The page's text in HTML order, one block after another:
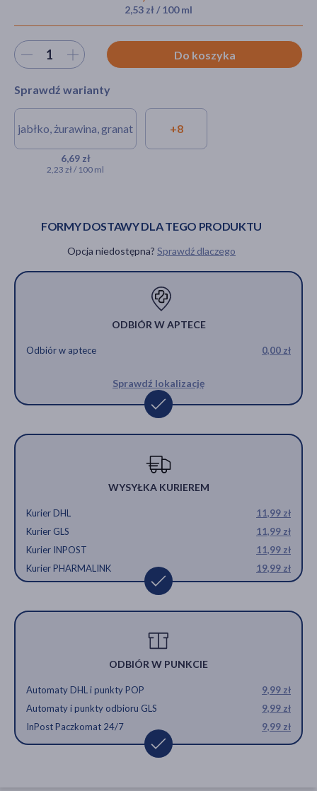
Hit
2,53 zł / 100 ml
Wybierz ilość Do koszyka
Sprawdź warianty
jabłko, żurawina, granat
6,69 zł
2,23 zł / 100 ml
Ekamedica, Jabłko, żurawina,
+8
FORMY DOSTAWY DLA TEGO PRODUKTU
Opcja niedostępna? Sprawdź dlaczego
ODBIÓR W APTECE
Odbiór w aptece 0,00 zł
Sprawdź lokalizację
WYSYŁKA KURIEREM
Kurier DHL
11,99 zł
Kurier GLS
11,99 zł
Kurier INPOST
11,99 zł
Kurier PHARMALINK
19,99 zł
ODBIÓR W PUNKCIE
Automaty DHL i punkty POP
9,99 zł
Automaty i punkty odbioru GLS
9,99 zł
InPost Paczkomat 24/7
9,99 zł